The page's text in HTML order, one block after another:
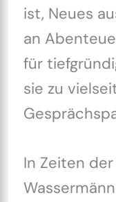
ist, Neues
an
für
sie zu
In Zeiten